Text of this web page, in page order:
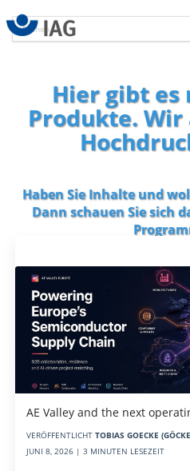
Hier gibt es
Produkte.
Haben Sie Inhalte und
Dann schauen Sie sich
AE Valley and the next
VERÖFFENTLICHT TOBIAS GOECKE
JUNI 8, 2026 | 3 MINUTEN LESEZEIT